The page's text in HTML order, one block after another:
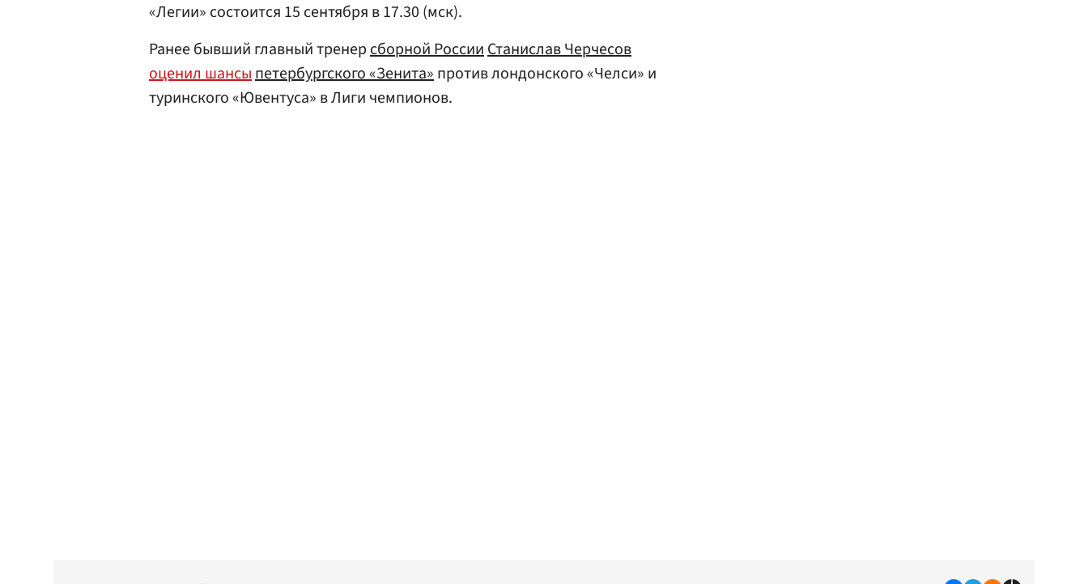
«Легии» состоится 15 сентября в 17.30 (мск).
Ранее бывший главный тренерсборной РоссииСтанислав Черчесов
оценил шансыпетербургского «Зенита»против лондонского «Челси» и
туринского «Ювентуса» в Лиги чемпионов.